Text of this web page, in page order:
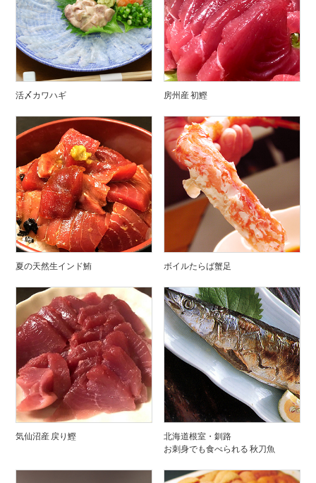
活〆カワハギ 房州産 初鰹
夏の天然生インド鮪 ボイルたらば蟹足
気仙沼産 戻り鰹
北海道根室・釧路
お刺身でも食べられる 秋刀魚